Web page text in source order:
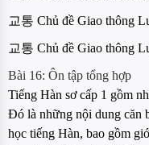
교통 Chủ đề Giao thông
교통 Chủ đề Giao thông
Bài 16: Ôn tập tổng hợp
Tiếng Hàn sơ cấp 1 gồm
Đó là những nội dung căn
học tiếng Hàn, bao gồm